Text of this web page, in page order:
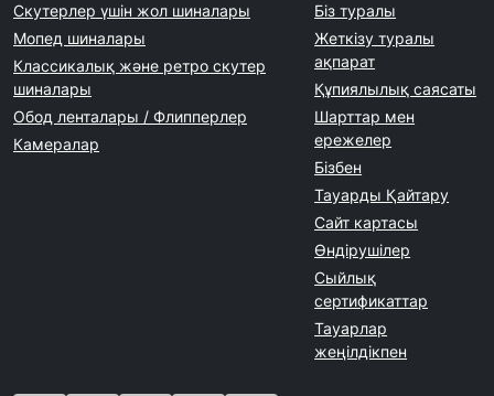
Скутерлер үшін жол шиналары
Мопед шиналары
Классикалық және ретро скутер
шиналары
Обод ленталары / Флипперлер
Камералар
Біз туралы
Жеткізу туралы
ақпарат
Құпиялылық саясаты
Шарттар мен
ережелер
Бізбен
Тауарды Қайтару
Сайт картасы
Өндірушілер
Сыйлық
сертификаттар
Тауарлар
жеңілдікпен